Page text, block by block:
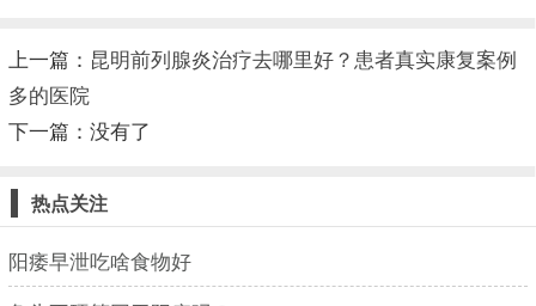
上一篇： 昆明前列腺炎治疗去哪里好？患者真实康复案例
多的医院
下一篇：没有了
热点关注
阳痿早泄吃啥食物好